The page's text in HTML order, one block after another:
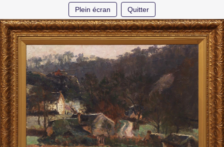
Plein écran Quitter